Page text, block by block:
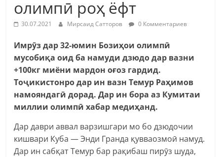
олимпӣ роҳ ёфт
30.07.2021 Мирсаид Сатторов 0 Комментариев
Имрӯз дар 32-юмин Бозиҳои олимпӣ
мусобиқа оид ба намуди дзюдо дар вазни
+100кг миёни мардон оғоз гардид.
Тоҷикистонро дар ин вазн Темур Раҳимов
намояндагӣ дорад.Дар ин бора аз Кумитаи
миллии олимпӣ хабар медиҳанд.
Дар даври аввал варзишгари мо бо дзюдочии
кишвари Куба — Энди Гранда қувваозмоӣ намуд.
Дар ин сабқат Темур бар рақибаш пирӯз шуда,